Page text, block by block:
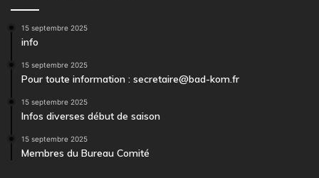
15 septembre 2025
info
15 septembre 2025
Pour toute information : secretaire@bad-kom.fr
15 septembre 2025
Infos diverses début de saison
15 septembre 2025
Membres du Bureau Comité